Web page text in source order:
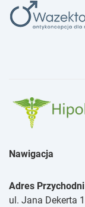
Nawigacja
Adres Przychodni
ul. Jana Dekerta 1